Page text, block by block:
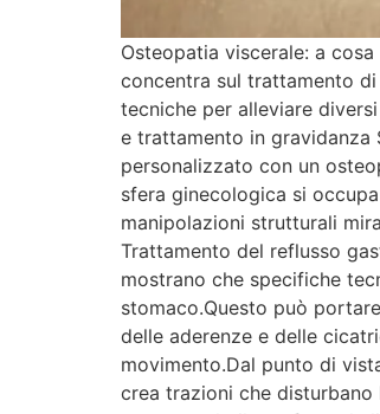
Osteopatia viscerale: a
concentra sul trattamento
tecniche per alleviare
e trattamento in gravidanza
personalizzato con un
sfera ginecologica si
manipolazioni strutturali
Trattamento del reflusso
mostrano che specifiche
stomaco.Questo può
delle aderenze e delle
movimento.Dal punto di
crea trazioni che disturbano